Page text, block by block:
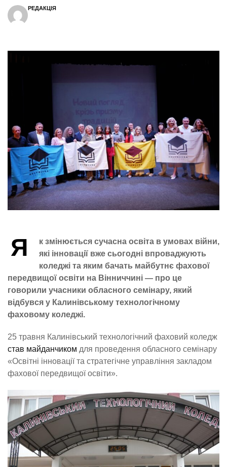
РЕДАКЦІЯ
Я
к змінюється сучасна освіта в умовах війни,
які інновації вже сьогодні впроваджують
коледжі та яким бачать майбутнє фахової
передвищої освіти на Вінниччині — про це
говорили учасники обласного семінару, який
відбувся у Калинівському технологічному
фаховому коледжі.
25 травня Калинівський технологічний фаховий коледж
став майданчиком для проведення обласного семінару
«Освітні інновації та стратегічне управління закладом
фахової передвищої освіти».